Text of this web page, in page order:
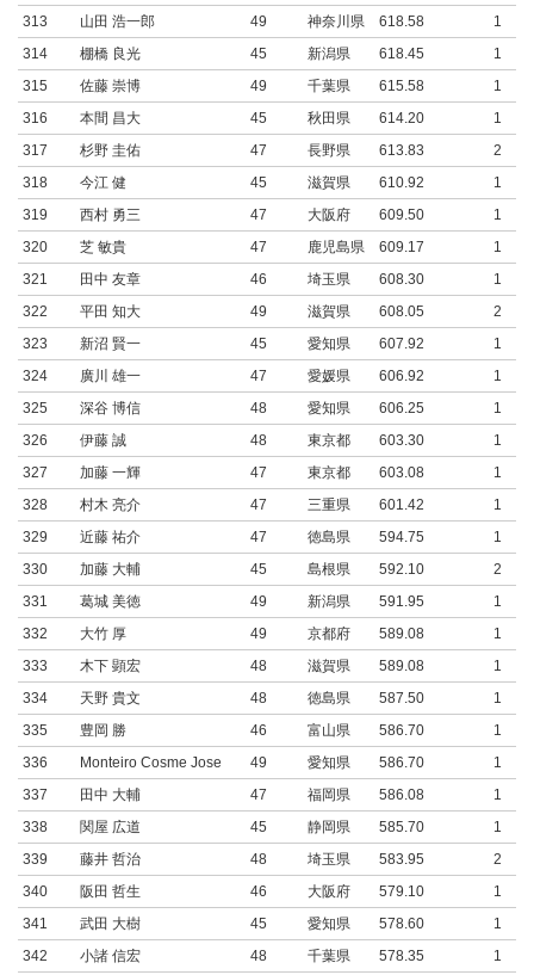
313
山田 浩一郎 49 神奈川県 618.58
1
314
棚橋 良光 45 新潟県 618.45
1
315
佐藤 崇博 49 千葉県 615.58
1
316
本間 昌大 45 秋田県 614.20
1
317
杉野 圭佑 47 長野県 613.83
2
318
今江 健 45 滋賀県 610.92
1
319
西村 勇三 47 大阪府 609.50
1
320
芝 敏貴 47 鹿児島県 609.17
1
321
田中 友章 46 埼玉県 608.30
1
322
平田 知大 49 滋賀県 608.05
2
323
新沼 賢一 45 愛知県 607.92
1
324
廣川 雄一 47 愛媛県 606.92
1
325
深谷 博信 48 愛知県 606.25
1
326
伊藤 誠 48 東京都 603.30
1
327
加藤 一輝 47 東京都 603.08
1
328
村木 亮介 47 三重県 601.42
1
329
近藤 祐介 47 徳島県 594.75
1
330
加藤 大輔 45 島根県 592.10
2
331
葛城 美徳 49 新潟県 591.95
1
332
大竹 厚 49 京都府 589.08
1
333
木下 顕宏 48 滋賀県 589.08
1
334
天野 貴文 48 徳島県 587.50
1
335
豊岡 勝 46 富山県 586.70
1
336
Monteiro Cosme Jose 49 愛知県 586.70
1
337
田中 大輔 47 福岡県 586.08
1
338
関屋 広道 45 静岡県 585.70
1
339
藤井 哲治 48 埼玉県 583.95
2
340
阪田 哲生 46 大阪府 579.10
1
341
武田 大樹 45 愛知県 578.60
1
342
小諸 信宏 48 千葉県 578.35
1